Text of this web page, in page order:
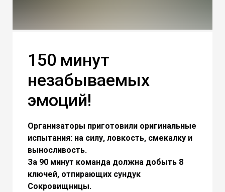
150 минут
незабываемых
эмоций!
Организаторы приготовили оригинальные
испытания: на силу, ловкость, смекалку и
выносливость.
За 90 минут команда должна добыть 8
ключей, отпирающих сундук
Сокровищницы.